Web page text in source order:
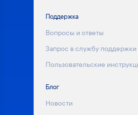
Поддержка
Вопросы и ответы
Запрос в службу поддержки
Пользовательские
Блог
Новости